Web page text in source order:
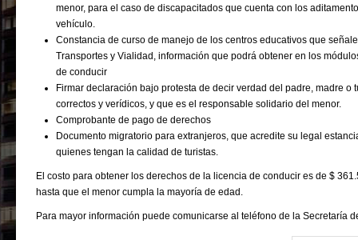
menor, para el caso de discapacitados que cuenta con los
vehículo.
Constancia de curso de manejo de los centros educativos que
Transportes y Vialidad, información que podrá obtener en los
de conducir
Firmar declaración bajo protesta de decir verdad del padre, madre o
correctos y verídicos, y que es el responsable solidario del menor.
Comprobante de pago de derechos
Documento migratorio para extranjeros, que acredite su legal
quienes tengan la calidad de turistas.
El costo para obtener los derechos de la licencia de conducir es de $
hasta que el menor cumpla la mayoría de edad.
Para mayor información puede comunicarse al teléfono de la Secretaría